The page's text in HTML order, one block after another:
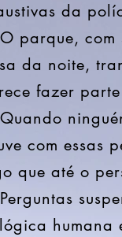
da
parque, com
da noite,
fazer
com essas
que até o
humana